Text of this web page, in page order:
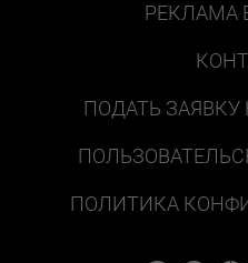
РЕКЛАМА
ПОДАТЬ
ПОЛИТИКА